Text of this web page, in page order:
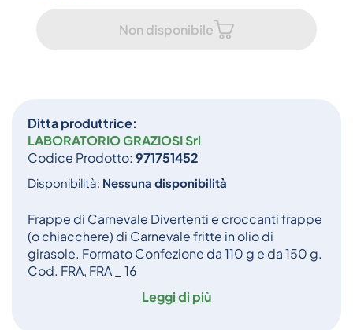
Ditta produttrice:
LABORATORIO GRAZIOSI Srl
Codice Prodotto: 971751452
Disponibilità: Nessuna disponibilità
Frappe di Carnevale Divertenti e croccanti frappe
(o chiacchere) di Carnevale fritte in olio di
girasole. Formato Confezione da 110 g e da 150 g.
Cod. FRA, FRA _ 16
Leggi di più
Non disponibile